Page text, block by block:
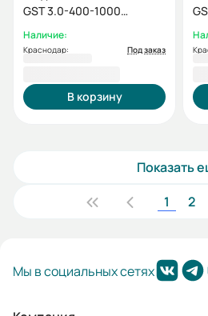
GST 3.0-400-1000
Наличие:
Краснодар: Под заказ
В корзину
Показать
1
2
Мы в социальных сетях